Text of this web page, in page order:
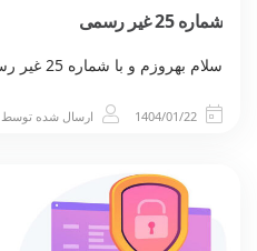
شماره 25 غیر رسمی
سلام بهروزم و با شماره 25 غیر رسمی…
1404/01/22 ارسال شده توسط